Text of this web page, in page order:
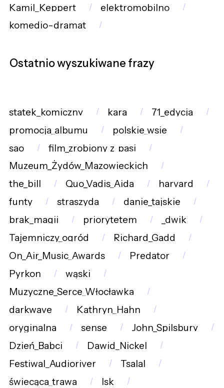
Kamil_Keppert
elektromobilno
komedio-dramat
Ostatnio wyszukiwane frazy
statek_komiczny kara
71_edycja
promocja_albumu
polskie_wsie
sao
film_zrobiony_z_pasj
Muzeum_Żydów_Mazowieckich
the_bill
Quo_Vadis_Aida
harvard
funty
straszyda
danie_tajskie
brak_magii
priorytetem
_dwik
Tajemniczy_ogród
Richard_Gadd
On_Air_Music_Awards
Predator
Pyrkon
wąski
Muzyczne_Serce_Włocławka
darkwave
Kathryn_Hahn
oryginalna
sense
John_Spilsbury
Dzień_Babci
Dawid_Nickel
Festiwal_Audioriver
Tsalal
świecąca_trawa
lsk